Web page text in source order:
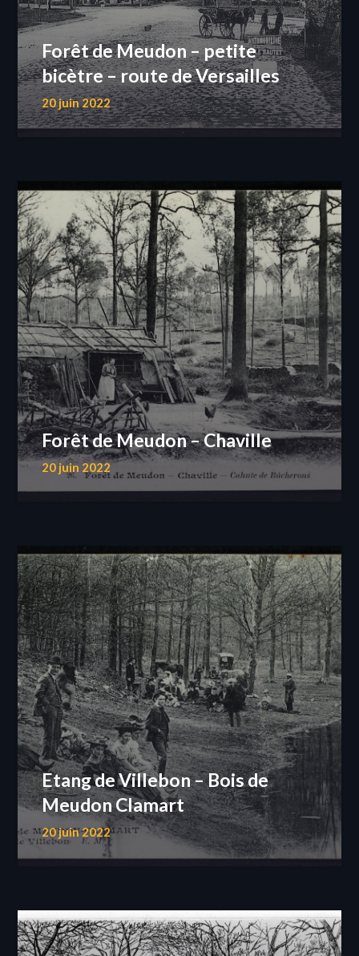
Forêt de Meudon – petite
bicètre – route de Versailles
20 juin 2022
Forêt de Meudon – Chaville
20 juin 2022
Etang de Villebon – Bois de
Meudon Clamart
20 juin 2022